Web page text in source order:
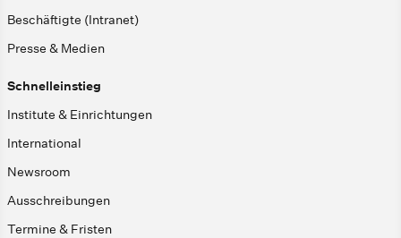
Beschäftigte (Intranet)
Presse & Medien
Schnelleinstieg
Institute & Einrichtungen
International
Newsroom
Ausschreibungen
Termine & Fristen